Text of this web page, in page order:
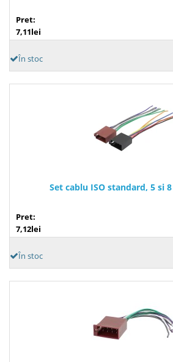
Pret:
7,11lei
În stoc
Set cablu ISO standard, 5 si
Pret:
7,12lei
În stoc